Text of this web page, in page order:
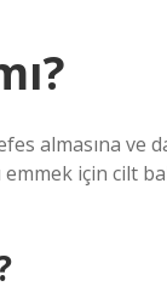
almasına ve
için cilt